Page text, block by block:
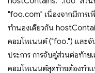
"foo.com" เนื่องจากมีการ
ทำนองเดียวกัน
คอมโพเนนต์ ("foo.") และ
ประการ การจับคู่ส่วนต่อท้า
คอมโพเนนต์สุดท้ายต้องทำ